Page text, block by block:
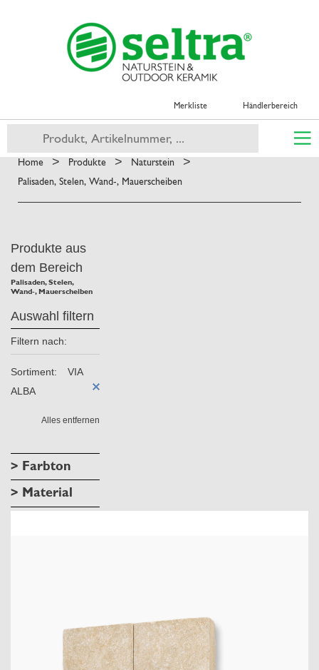
Merkliste Händlerbereich
Home > Produkte > Naturstein >
Palisaden, Stelen, Wand-, Mauerscheiben
Produkte aus
dem Bereich
Palisaden, Stelen,
Wand-, Mauerscheiben
Auswahl filtern
Filtern nach:
Sortiment:
VIA
ALBA
Alles entfernen
> Farbton
> Material